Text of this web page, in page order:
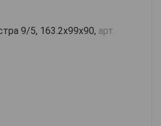
9/5, 163.2х99х90, арт.